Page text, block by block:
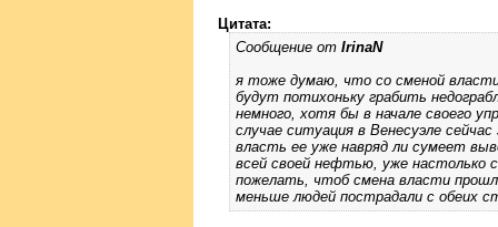
Цитата:
Сообщение от IrinaN
я тоже думаю, что со сменой
будут потихоньку грабить
немного, хотя бы в начале своего
случае ситуация в Венесуэле
власть ее уже навряд ли сумеет
всей своей нефтью, уже настолько
пожелать, чтоб смена власти
меньше людей пострадали с обеих